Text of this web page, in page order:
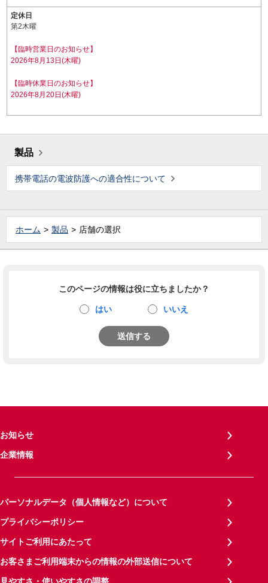
定休日
第2木曜
【臨時営業日のお知らせ】
2026年8月13日(木曜)
【臨時休業日のお知らせ】
2026年8月20日(木曜)
製品
携帯電話の電波防護への適合性について
ホーム 製品 店舗の選択
このページの情報は役に立ちましたか？
はい いいえ
送信する
お知らせ
企業情報
パーソナルデータ（個人情報など）について
プライバシーポリシー
サイトご利用にあたって
お客さまご利用端末からの情報の外部送信について